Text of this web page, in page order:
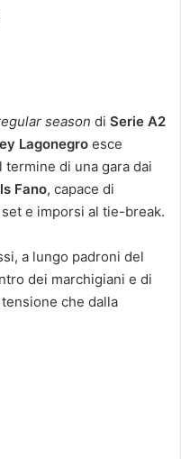
season di Serie A2
Lagonegro esce
termine di una gara dai
Fano, capace di
e imporsi al tie-break.
a lungo padroni del
dei marchigiani e di
che dalla